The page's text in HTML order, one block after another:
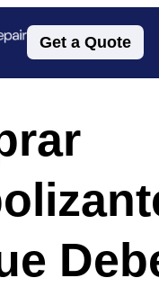
Get a Quote